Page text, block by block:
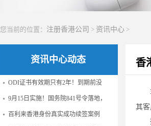
您当前的位置： 注册香港公司 > 资讯中心 >
资讯中心动态
ODI证书有效期只有2年！到期前没
9月15日实施！国务院841号令落地，
百利来香港身份真实成功续签案例
香
苹
其客
据